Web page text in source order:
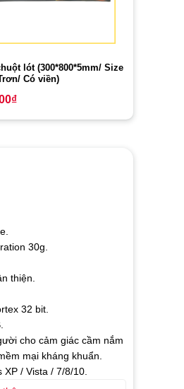
lót (300*800*5mm/ Size
Có viền)
₫
30g.
thiện.
32 bit.
cho cảm giác cầm nắm
mại kháng khuẩn.
/ Vista / 7/8/10.